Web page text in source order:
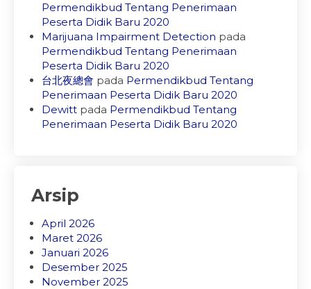
Permendikbud Tentang Penerimaan
Peserta Didik Baru 2020
Marijuana Impairment Detection pada
Permendikbud Tentang Penerimaan
Peserta Didik Baru 2020
台北夜總會 pada Permendikbud Tentang
Penerimaan Peserta Didik Baru 2020
Dewitt pada Permendikbud Tentang
Penerimaan Peserta Didik Baru 2020
Arsip
April 2026
Maret 2026
Januari 2026
Desember 2025
November 2025